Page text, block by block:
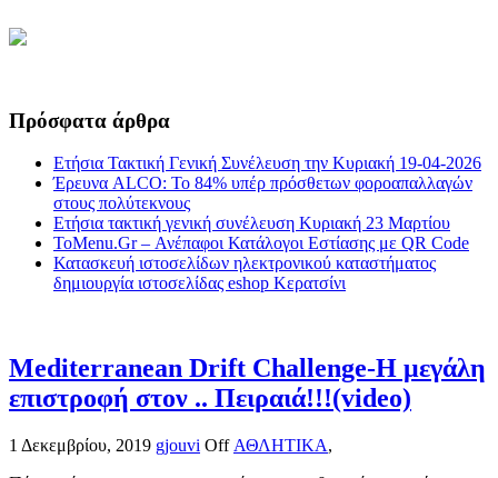
Πρόσφατα άρθρα
Ετήσια Τακτική Γενική Συνέλευση την Κυριακή 19-04-2026
Έρευνα ALCO: Το 84% υπέρ πρόσθετων φοροαπαλλαγών
στους πολύτεκνους
Ετήσια τακτική γενική συνέλευση Κυριακή 23 Μαρτίου
ToMenu.Gr – Ανέπαφοι Κατάλογοι Εστίασης με QR Code
Κατασκευή ιστοσελίδων ηλεκτρονικού καταστήματος
δημιουργία ιστοσελίδας eshop Κερατσίνι
Mediterranean Drift Challenge-Η μεγάλη
επιστροφή στον .. Πειραιά!!!(video)
1 Δεκεμβρίου, 2019 gjouvi Off ΑΘΛΗΤΙΚΑ,